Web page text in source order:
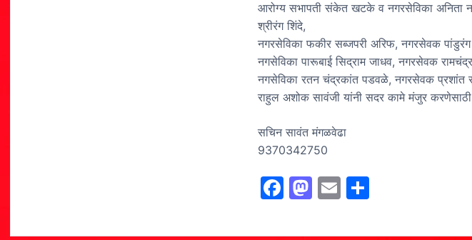
आरोग्य सभापती संकेत खटके व नगरसेविका अनिता
श्रीरंग शिंदे,
नगरसेविका फकीर सब्जपरी अरिफ, नगरसेवक पांडुरंग
नगसेविका पारूबाई सिद्राम जाधव, नगरसेवक
नगसेविका रतन चंद्रकांत पडवळे, नगरसेवक प्रशांत
राहुल अशोक सावंजी यांनी सदर कामे मंजुर
सचिन सावंत मंगळवेढा
9370342750
F
c
M
st
E
ai
S
ar